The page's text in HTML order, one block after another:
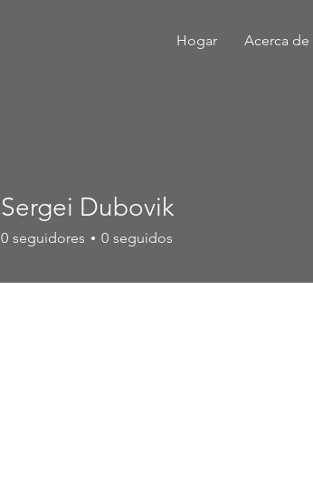
Hogar Acerca de
Sergei Dubovik
0 seguidores 0 seguidos